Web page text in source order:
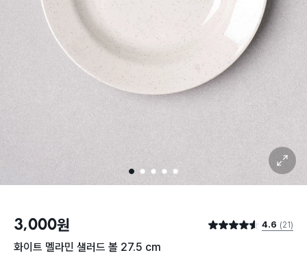
1 2 3 4 5
확대 보기
3,000원 별점 4.6점 4.6 (21)
화이트 멜라민 샐러드 볼 27.5 cm